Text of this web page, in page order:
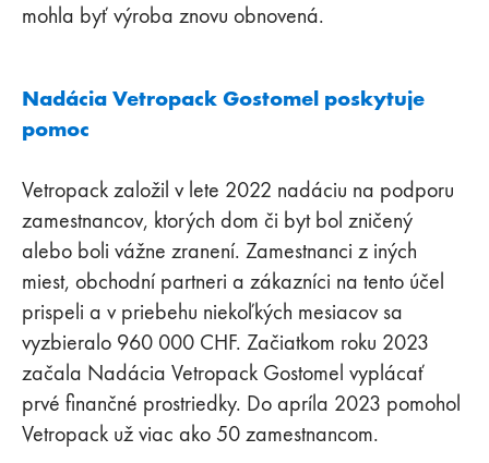
mohla byť výroba znovu obnovená.
Nadácia Vetropack Gostomel poskytuje
pomoc
Vetropack založil v lete 2022 nadáciu na podporu
zamestnancov, ktorých dom či byt bol zničený
alebo boli vážne zranení. Zamestnanci z iných
miest, obchodní partneri a zákazníci na tento účel
prispeli a v priebehu niekoľkých mesiacov sa
vyzbieralo 960 000 CHF. Začiatkom roku 2023
začala Nadácia Vetropack Gostomel vyplácať
prvé finančné prostriedky. Do apríla 2023 pomohol
Vetropack už viac ako 50 zamestnancom.